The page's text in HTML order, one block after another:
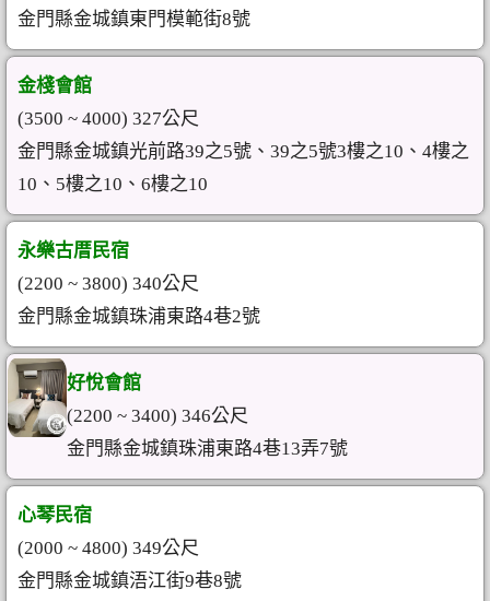
金門縣金城鎮東門模範街8號
金棧會館
(3500 ~ 4000) 327公尺
金門縣金城鎮光前路39之5號、39之5號3樓之10、4樓之
10、5樓之10、6樓之10
永樂古厝民宿
(2200 ~ 3800) 340公尺
金門縣金城鎮珠浦東路4巷2號
好悅會館
(2200 ~ 3400) 346公尺
金門縣金城鎮珠浦東路4巷13弄7號
心琴民宿
(2000 ~ 4800) 349公尺
金門縣金城鎮浯江街9巷8號